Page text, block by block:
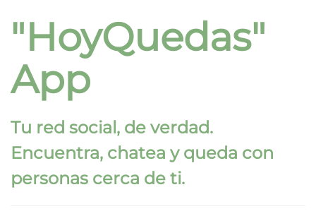
"HoyQuedas"
App
Tu red social, de verdad.
Encuentra, chatea y queda con
personas cerca de ti.